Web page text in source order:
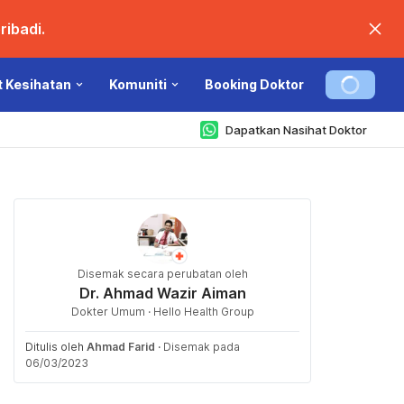
Kesihatan Komuniti Booking Doktor
Dapatkan Nasihat Doktor
Disemak secara perubatan oleh
Dr. Ahmad Wazir Aiman
Dokter Umum · Hello Health Group
Ditulis oleh Ahmad Farid · Disemak pada
06/03/2023